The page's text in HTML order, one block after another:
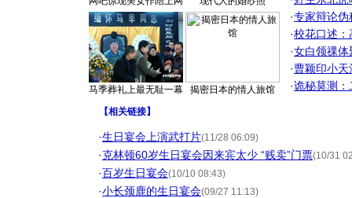
马季葬礼上最无耻一幕 揭密日本的情人旅馆
·专家辩论伪
·校花口述：
·女白领祼体
·曹颖印小天
·诡秘莫测：
【相关链接】
·生日宴会上演武打片(11/28 06:09)
·克林顿60岁生日宴会因来宾太少 “贱卖”门票(10/31
·百岁生日宴会(10/10 08:43)
·小长颈鹿的生日宴会(09/27 11:13)